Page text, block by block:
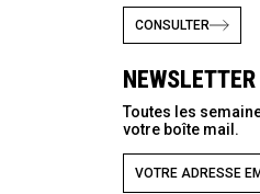
CONSULTER
NEWSLETTER
Toutes les
votre boîte mail.